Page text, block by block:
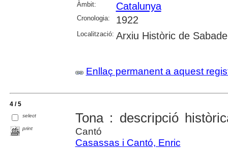
Àmbit:
Catalunya
Cronologia: 1922
Localització: Arxiu Històric de
Enllaç permanent a aquest
4 / 5
select
print
Tona : descripció
Cantó
Casassas i Cantó, Enric